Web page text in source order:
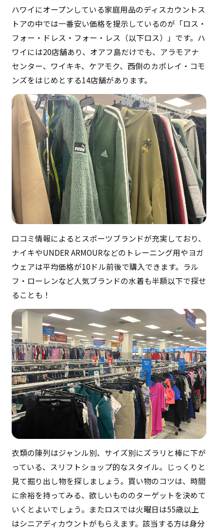
ハワイにオープンしている家庭用品のディスカウントス
トアの中では一番安い価格を提示しているのが「ロス・
フォー・ドレス・フォー・レス（以下ロス）」です。ハ
ワイには20店舗あり、オアフ島だけでも、アラモアナ
センター、ワイキキ、ケアモク、西側のカポレイ・コモ
ンズをはじめとする14店舗があります。
口コミ情報によるとスポーツブランドが充実しており、
ナイキやUNDER ARMOURなどのトレーニング用やヨガ
ウェアは平均価格が10ドル前後で購入できます。ラル
フ・ローレンなど人気ブランドの水着も半額以下で探せ
ることも！
衣類の陳列はジャンル別、サイズ別にズラリと棒に下が
っている、スリフトショップ的なスタイル。じっくりと
見て掘り出し物を探しましょう。買い物のコツは、時間
に余裕を持ってみる、欲しいもののターゲットを決めて
いくとよいでしょう。またロスでは火曜日は55歳以上
はシニアディカウントがもらえます。該当する方は身分